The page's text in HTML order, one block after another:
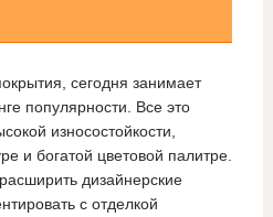
сегодня занимает
популярности. Все это
износостойкости,
и богатой цветовой палитре.
дизайнерские
с отделкой